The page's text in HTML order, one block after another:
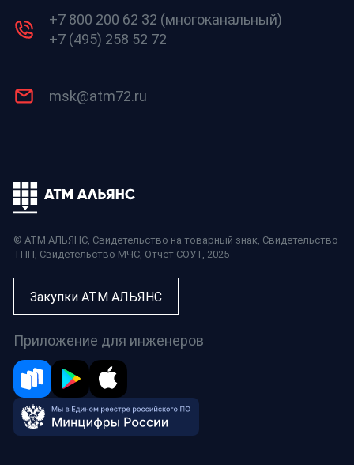
+7 800 200 62 32 (многоканальный)
+7 (495) 258 52 72
msk@atm72.ru
© АТМ АЛЬЯНС, Свидетельство на товарный знак, Свидетельство
ТПП, Свидетельство МЧС, Отчет СОУТ, 2025
Закупки АТМ АЛЬЯНС
Приложение для инженеров